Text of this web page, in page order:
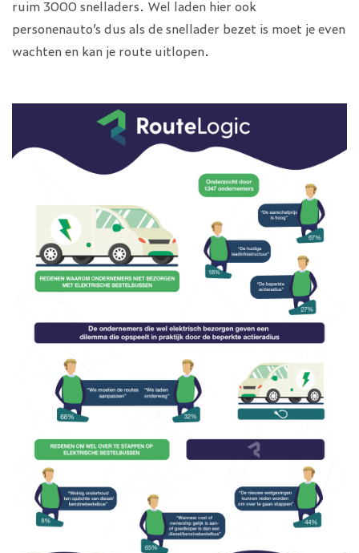
ruim 3000 snelladers. Wel laden hier ook
personenauto’s dus als de snellader bezet is moet je even
wachten en kan je route uitlopen.